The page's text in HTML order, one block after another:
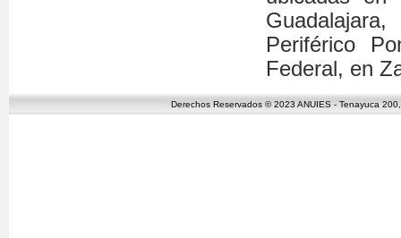
Periférico
Federal, en
Derechos Reservados © 2023 ANUIES - Tenayuca